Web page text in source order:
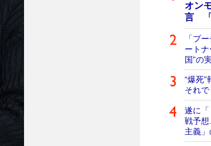
オン
言 「
「プ
ート
国”の
“爆死
それ
遂に
戦予
主義